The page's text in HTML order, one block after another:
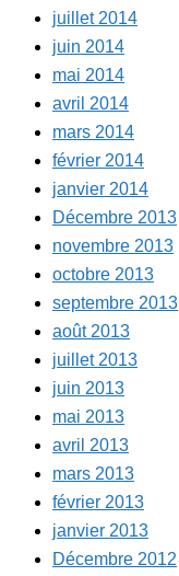
juillet 2014
juin 2014
mai 2014
avril 2014
mars 2014
février 2014
janvier 2014
Décembre 2013
novembre 2013
octobre 2013
septembre 2013
août 2013
juillet 2013
juin 2013
mai 2013
avril 2013
mars 2013
février 2013
janvier 2013
Décembre 2012